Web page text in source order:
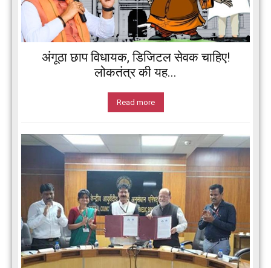
अंगूठा छाप विधायक, डिजिटल सेवक चाहिए!
लोकतंत्र की यह...
Read more